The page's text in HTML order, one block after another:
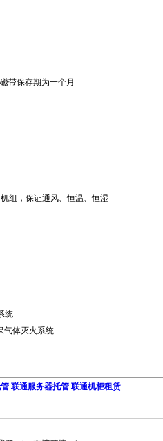
带保存期为一个月
组，保证通风、恒温、恒湿
统
气体灭火系统
联通服务器托管 联通机柜租赁